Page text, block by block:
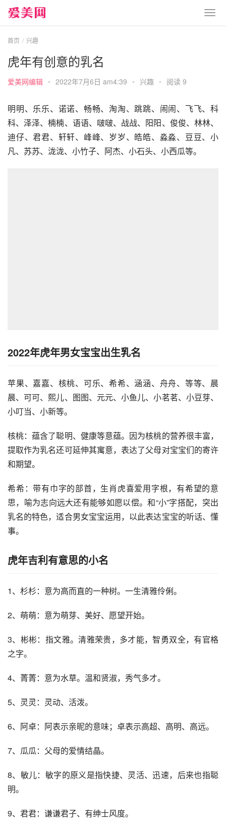
首页 兴趣
虎年有创意的乳名
爱美网编辑 • 2022年7月6日 am4:39 • 兴趣 • 阅读 9
明明、乐乐、诺诺、畅畅、淘淘、跳跳、闹闹、飞飞、科
科、泽泽、楠楠、语语、啵啵、战战、阳阳、俊俊、林林、
迪仔、君君、轩轩、峰峰、岁岁、皓皓、淼淼、豆豆、小
凡、苏苏、泷泷、小竹子、阿杰、小石头、小西瓜等。
2022年虎年男女宝宝出生乳名
苹果、嘉嘉、核桃、可乐、希希、涵涵、舟舟、等等、晨
晨、可可、熙儿、图图、元元、小鱼儿、小茗茗、小豆芽、
小叮当、小新等。
核桃：蕴含了聪明、健康等意蕴。因为核桃的营养很丰富，
提取作为乳名还可延伸其寓意，表达了父母对宝宝们的寄许
和期望。
希希：带有巾字的部首，生肖虎喜爱用字根，有希望的意
思，喻为志向远大还有能够如愿以偿。和“小”字搭配，突出
乳名的特色，适合男女宝宝运用，以此表达宝宝的听话、懂
事。
虎年吉利有意思的小名
1、杉杉：意为高而直的一种树。一生清雅伶俐。
2、萌萌：意为萌芽、美好、愿望开始。
3、彬彬：指文雅。清雅荣贵，多才能，智勇双全，有官格
之字。
4、菁菁：意为水草。温和贤淑，秀气多才。
5、灵灵：灵动、活泼。
6、阿卓：阿表示亲昵的意味；卓表示高超、高明、高远。
7、瓜瓜：父母的爱情结晶。
8、敏儿：敏字的原义是指快捷、灵活、迅速，后来也指聪
明。
9、君君：谦谦君子、有绅士风度。